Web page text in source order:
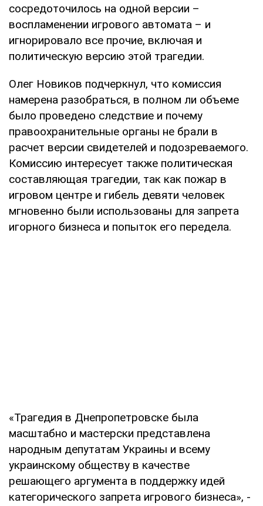
сосредоточилось на одной версии –
воспламенении игрового автомата – и
игнорировало все прочие, включая и
политическую версию этой трагедии.
Олег Новиков подчеркнул, что комиссия
намерена разобраться, в полном ли объеме
было проведено следствие и почему
правоохранительные органы не брали в
расчет версии свидетелей и подозреваемого.
Комиссию интересует также политическая
составляющая трагедии, так как пожар в
игровом центре и гибель девяти человек
мгновенно были использованы для запрета
игорного бизнеса и попыток его передела.
«Трагедия в Днепропетровске была
масштабно и мастерски представлена
народным депутатам Украины и всему
украинскому обществу в качестве
решающего аргумента в поддержку идей
категорического запрета игрового бизнеса», -